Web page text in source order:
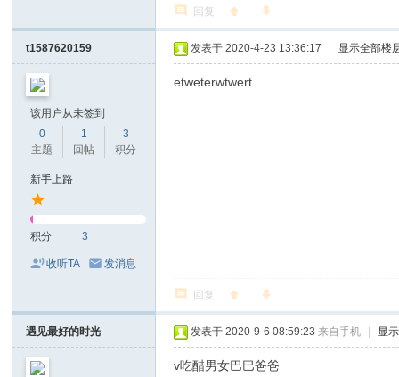
回复
t1587620159
该用户从未签到
0
主题
1
回帖
3
积分
新手上路
积分 3
收听TA 发消息
发表于 2020-4-23 13:36:17 显示全部楼
etweterwtwert
回复
遇见最好的时光 发表于 2020-9-6 08:59:23 来自手机 显
v吃醋男女巴巴爸爸